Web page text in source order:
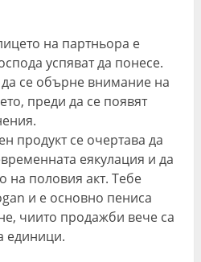
на партньора е
успяват да понесе.
се обърне внимание на
преди да се появят
продукт се очертава да
еякулация и да
на половия акт. Тебе
и е основно пениса
чиито продажби вече са
единици.